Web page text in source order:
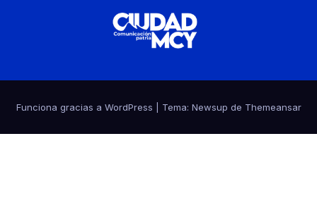
Funciona gracias a WordPress Tema: Newsup de Themeansar